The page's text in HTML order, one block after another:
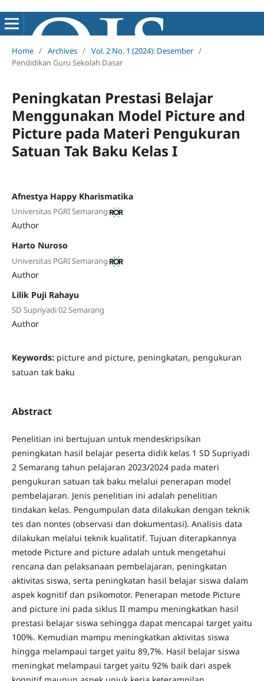
Home / Archives / Vol. 2 No. 1 (2024): Desember /
Pendidikan Guru Sekolah Dasar
Peningkatan Prestasi Belajar
Menggunakan Model Picture and
Picture pada Materi Pengukuran
Satuan Tak Baku Kelas I
Afnestya Happy Kharismatika
Universitas PGRI Semarang
Author
Harto Nuroso
Universitas PGRI Semarang
Author
Lilik Puji Rahayu
SD Supriyadi 02 Semarang
Author
Keywords: picture and picture, peningkatan, pengukuran
satuan tak baku
Abstract
Penelitian ini bertujuan untuk mendeskripsikan
peningkatan hasil belajar peserta didik kelas 1 SD Supriyadi
2 Semarang tahun pelajaran 2023/2024 pada materi
pengukuran satuan tak baku melalui penerapan model
pembelajaran. Jenis penelitian ini adalah penelitian
tindakan kelas. Pengumpulan data dilakukan dengan teknik
tes dan nontes (observasi dan dokumentasi). Analisis data
dilakukan melalui teknik kualitatif. Tujuan diterapkannya
metode Picture and picture adalah untuk mengetahui
rencana dan pelaksanaan pembelajaran, peningkatan
aktivitas siswa, serta peningkatan hasil belajar siswa dalam
aspek kognitif dan psikomotor. Penerapan metode Picture
and picture ini pada siklus II mampu meningkatkan hasil
prestasi belajar siswa sehingga dapat mencapai target yaitu
100%. Kemudian mampu meningkatkan aktivitas siswa
hingga melampaui target yaitu 89,7%. Hasil belajar siswa
meningkat melampaui target yaitu 92% baik dari aspek